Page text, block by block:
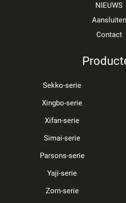
NIEUWS
Aansluiten
Contact
Sekko-serie
Xingbo-serie
Xifan-serie
Simai-serie
Parsons-serie
Yaji-serie
Zorn-serie